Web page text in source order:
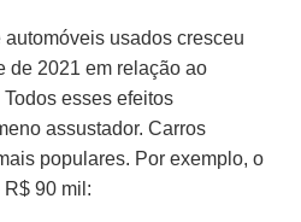
usados cresceu
de 2021 em relação ao
Todos esses efeitos
assustador.Carros
populares. Por exemplo, o
90 mil: